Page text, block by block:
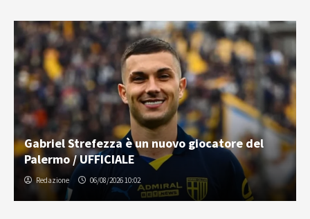
Gabriel Strefezza è un nuovo giocatore del
Palermo / UFFICIALE
Redazione 06/08/2026 10:02